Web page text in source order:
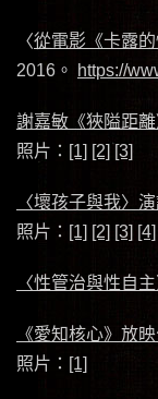
〈從電影《卡露
2016。
https://
謝嘉敏《狹隘距
照片： [1] [2] [3]
〈壞孩子與我〉
照片： [1] [2] [3] [4]
〈性管治與性自
《愛知核心》放
照片： [1]